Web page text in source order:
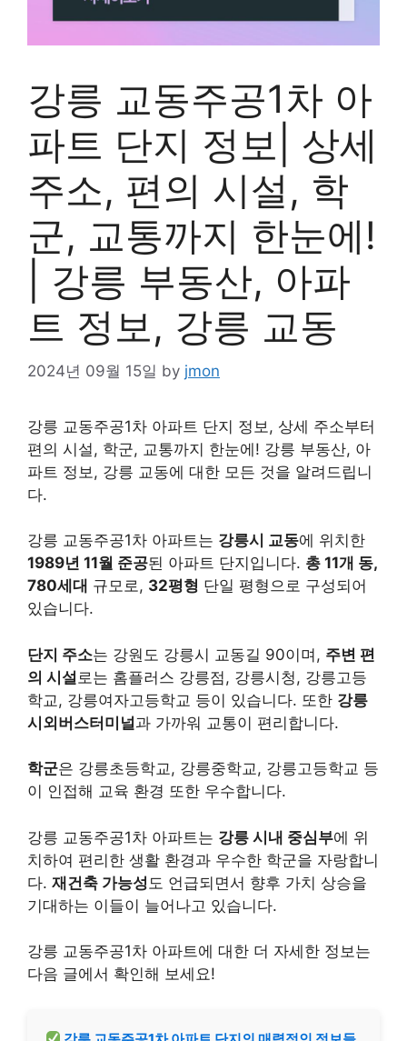
강릉 교동주공1차 아
파트 단지 정보| 상세
주소, 편의 시설, 학
군, 교통까지 한눈에!
| 강릉 부동산, 아파
트 정보, 강릉 교동
2024년 09월 15일 by jmon
강릉 교동주공1차 아파트 단지 정보, 상세 주소부터
편의 시설, 학군, 교통까지 한눈에! 강릉 부동산, 아
파트 정보, 강릉 교동에 대한 모든 것을 알려드립니
다.
강릉 교동주공1차 아파트는 강릉시 교동에 위치한
1989년 11월 준공된 아파트 단지입니다. 총 11개 동,
780세대 규모로, 32평형 단일 평형으로 구성되어
있습니다.
단지 주소는 강원도 강릉시 교동길 90이며, 주변 편
의 시설 로는 홈플러스 강릉점, 강릉시청, 강릉고등
학교, 강릉여자고등학교 등이 있습니다. 또한 강릉
시외버스터미널과 가까워 교통이 편리합니다.
학군은 강릉초등학교, 강릉중학교, 강릉고등학교 등
이 인접해 교육 환경 또한 우수합니다.
강릉 교동주공1차 아파트는 강릉 시내 중심부에 위
치하여 편리한 생활 환경과 우수한 학군을 자랑합니
다. 재건축 가능성 도 언급되면서 향후 가치 상승을
기대하는 이들이 늘어나고 있습니다.
강릉 교동주공1차 아파트에 대한 더 자세한 정보는
다음 글에서 확인해 보세요!